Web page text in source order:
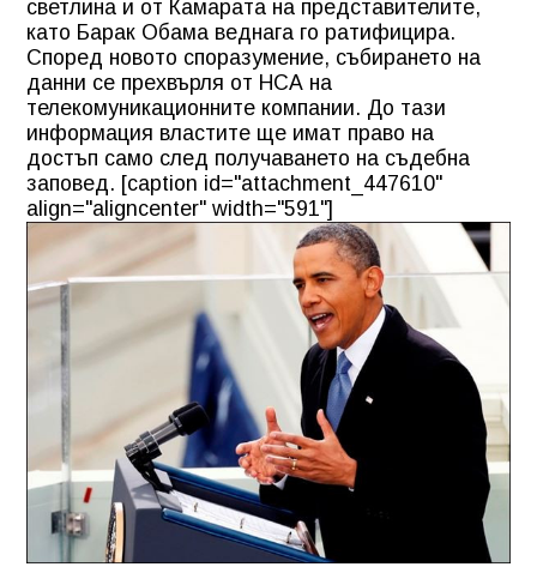
светлина и от Камарата на представителите,
като Барак Обама веднага го ратифицира.
Според новото споразумение, събирането на
данни се прехвърля от НСА на
телекомуникационните компании. До тази
информация властите ще имат право на
достъп само след получаването на съдебна
заповед. [caption id="attachment_447610"
align="aligncenter" width="591"]